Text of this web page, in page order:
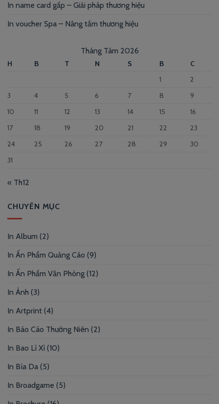
In name card gấp – Giải pháp thương hiệu
In voucher Spa – Nâng tầm thương hiệu
Tháng Tám 2026
H B T N S B
C
1
2
3
4 5 6 7 8
9
10
11 12 13 14 15
16
17
18 19 20 21 22
23
24
25 26 27 28 29
30
31
« Th12
CHUYÊN MỤC
In Album (2)
In Ấn Phẩm Quảng Cáo (9)
In Ấn Phẩm Văn Phòng (12)
In Ảnh (3)
In Artprint (4)
In Báo Cáo Thường Niên (2)
In Bao Lì Xì (10)
In Bìa Da (5)
In Broadgame (5)